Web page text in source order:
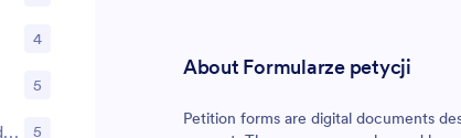
About Formularze petycji
Petition forms are digital documents
4
5
Formularze generowania leadów 5